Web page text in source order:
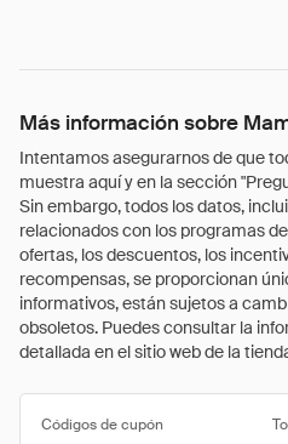
Más información sobre
Intentamos asegurarnos de que
muestra aquí y en la sección
Sin embargo, todos los datos,
relacionados con los programas
ofertas, los descuentos, los
recompensas, se proporcionan
informativos, están sujetos a
obsoletos. Puedes consultar la
detallada en el sitio web de la
Códigos de cupón